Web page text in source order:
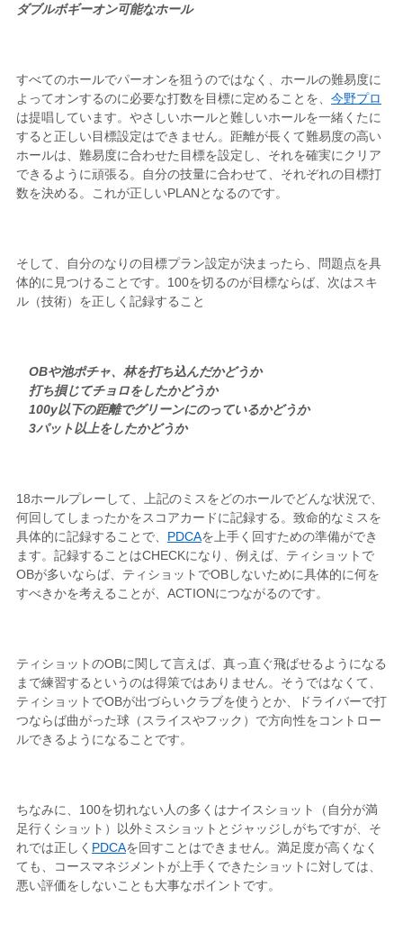
ダブルボギーオン可能なホール
すべてのホールでパーオンを狙うのではなく、ホールの難易度に
よってオンするのに必要な打数を目標に定めることを、 今野プロ
は提唱しています。やさしいホールと難しいホールを一緒くたに
すると正しい目標設定はできません。距離が長くて難易度の高い
ホールは、難易度に合わせた目標を設定し、それを確実にクリア
できるように頑張る。自分の技量に合わせて、それぞれの目標打
数を決める。これが正しいPLANとなるのです。
そして、自分のなりの目標プラン設定が決まったら、問題点を具
体的に見つけることです。100を切るのが目標ならば、次はスキ
ル（技術）を正しく記録すること
OBや池ポチャ、林を打ち込んだかどうか
打ち損じてチョロをしたかどうか
100y以下の距離でグリーンにのっているかどうか
3パット以上をしたかどうか
18ホールプレーして、上記のミスをどのホールでどんな状況で、
何回してしまったかをスコアカードに記録する。致命的なミスを
具体的に記録することで、 PDCAを上手く回すための準備ができ
ます。記録することはCHECKになり、例えば、ティショットで
OBが多いならば、ティショットでOBしないために具体的に何を
すべきかを考えることが、ACTIONにつながるのです。
ティショットのOBに関して言えば、真っ直ぐ飛ばせるようになる
まで練習するというのは得策ではありません。そうではなくて、
ティショットでOBが出づらいクラブを使うとか、ドライバーで打
つならば曲がった球（スライスやフック）で方向性をコントロー
ルできるようになることです。
ちなみに、100を切れない人の多くはナイスショット（自分が満
足行くショット）以外ミスショットとジャッジしがちですが、そ
れでは正しく PDCAを回すことはできません。満足度が高くなく
ても、コースマネジメントが上手くできたショットに対しては、
悪い評価をしないことも大事なポイントです。